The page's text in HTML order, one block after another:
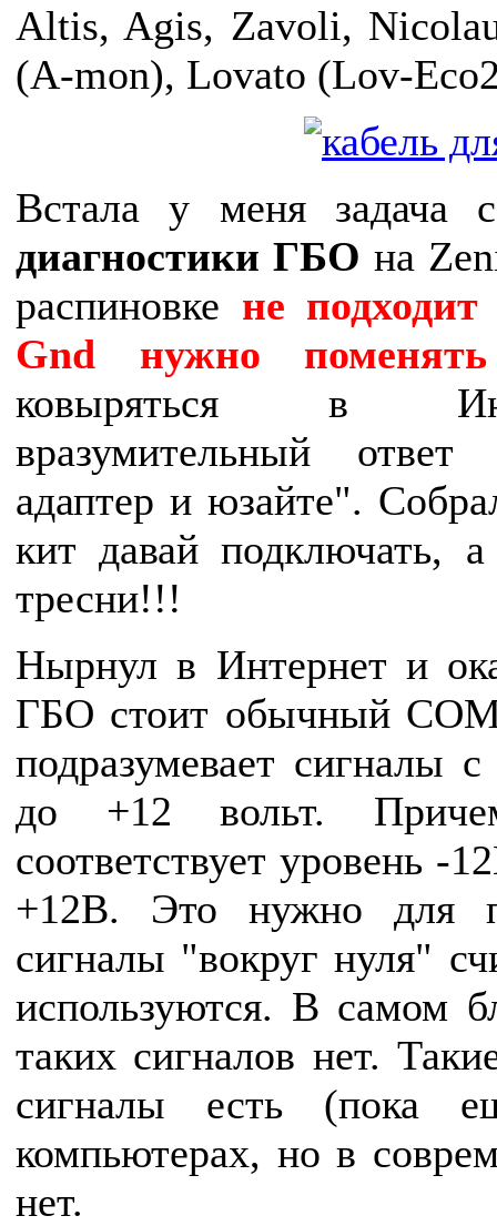
Altis, Agis, Zavoli,
(A-mon), Lovato (Lov-
Встала у меня задача
диагностики ГБО на
распиновке не
Gnd нужно
ковыряться в
вразумительный
адаптер и юзайте".
кит давай подключать,
тресни!!!
Нырнул в Интернет и
ГБО стоит обычный
подразумевает сигналы
до +12 вольт.
соответствует уровень -
+12В. Это нужно для
сигналы "вокруг нуля"
используются. В самом
таких сигналов нет.
сигналы есть (пока
компьютерах, но в
нет.